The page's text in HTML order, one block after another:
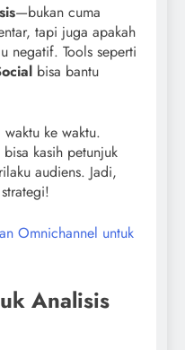
—bukan cuma
tapi juga apakah
negatif. Tools seperti
bisa bantu
ke waktu.
kasih petunjuk
audiens. Jadi,
Omnichannel untuk
Analisis